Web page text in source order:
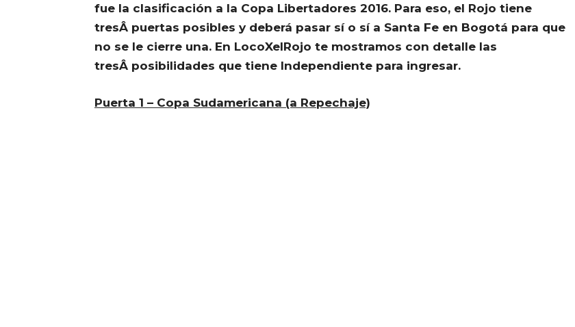
fue la clasificación a la Copa Libertadores 2016. Para eso, el Rojo tiene
tresÂ puertas posibles y deberá pasar sí o sí a Santa Fe en Bogotá para que
no se le cierre una. En LocoXelRojo te mostramos con detalle las
tresÂ posibilidades que tiene Independiente para ingresar.
Puerta 1 – Copa Sudamericana (a Repechaje)